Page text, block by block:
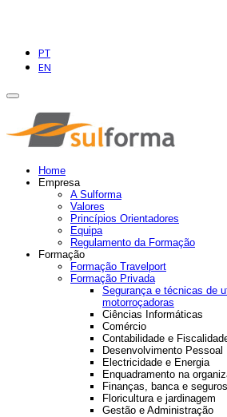
PT
EN
Home
Empresa
A Sulforma
Valores
Princípios Orientadores
Equipa
Regulamento da Formação
Formação
Formação Travelport
Formação Privada
Segurança e técnicas de
motorroçadoras
Ciências Informáticas
Comércio
Contabilidade e
Desenvolvimento Pessoal
Electricidade e Energia
Enquadramento na
Finanças, banca e seguros
Floricultura e jardinagem
Gestão e Administração